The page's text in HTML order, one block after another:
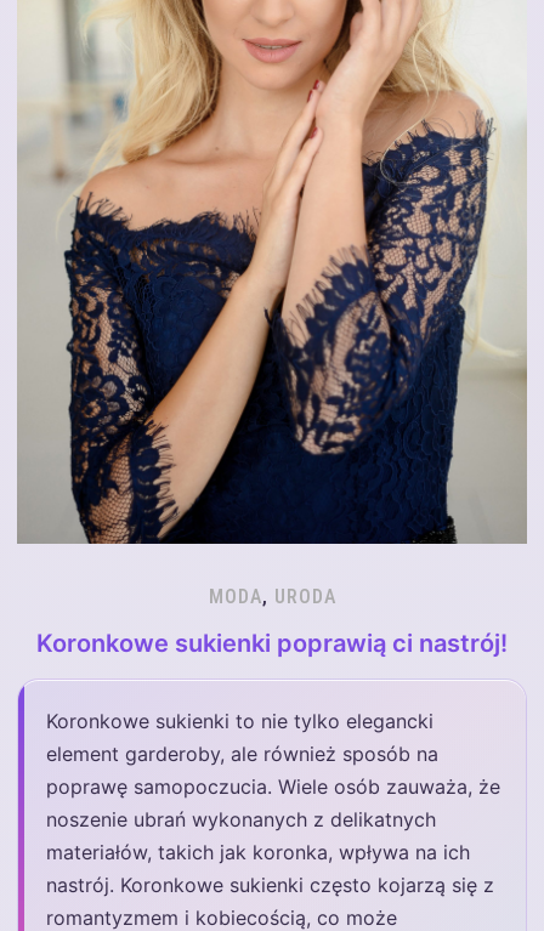
MODA, URODA
Koronkowe sukienki poprawią ci nastrój!
Koronkowe sukienki to nie tylko elegancki
element garderoby, ale również sposób na
poprawę samopoczucia. Wiele osób zauważa, że
noszenie ubrań wykonanych z delikatnych
materiałów, takich jak koronka, wpływa na ich
nastrój. Koronkowe sukienki często kojarzą się z
romantyzmem i kobiecością, co może